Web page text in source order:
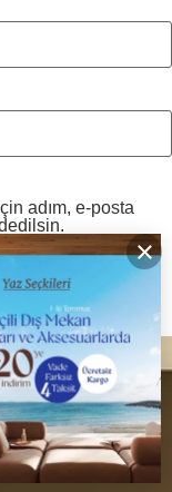
×
adım, e-posta